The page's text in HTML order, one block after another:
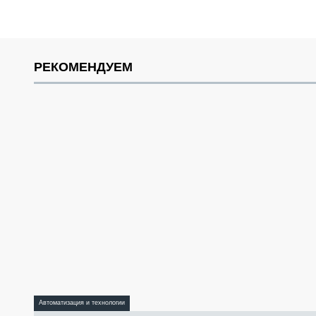
РЕКОМЕНДУЕМ
Автоматизация и технологии